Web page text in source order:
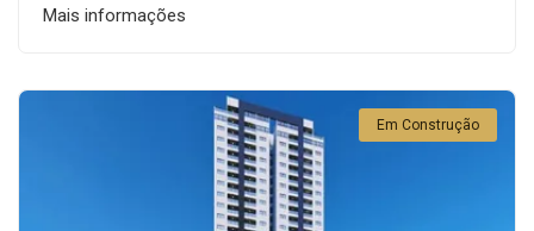
Mais informações
Em Construção